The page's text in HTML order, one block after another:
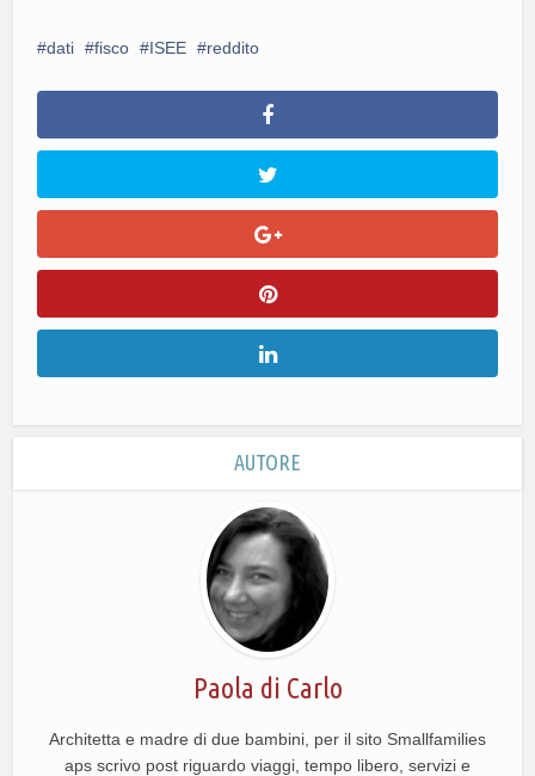
dati fisco ISEE reddito
AUTORE
Paola di Carlo
Architetta e madre di due bambini, per il sito Smallfamilies
aps scrivo post riguardo viaggi, tempo libero, servizi e